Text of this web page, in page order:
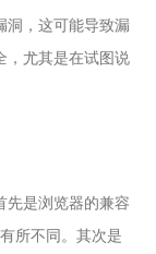
洞，这可能导致漏
，尤其是在试图说
先是浏览器的兼容
所不同。其次是